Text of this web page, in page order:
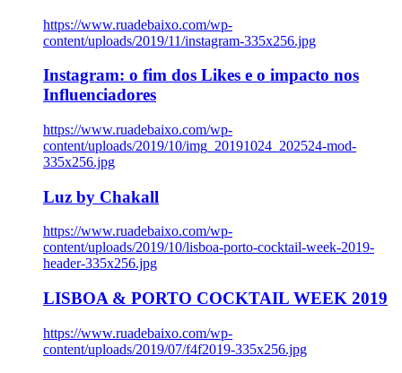
https://www.ruadebaixo.com/wp-
content/uploads/2019/11/instagram-335x256.jpg
Instagram: o fim dos Likes e o impacto nos
Influenciadores
https://www.ruadebaixo.com/wp-
content/uploads/2019/10/img_20191024_202524-mod-
335x256.jpg
Luz by Chakall
https://www.ruadebaixo.com/wp-
content/uploads/2019/10/lisboa-porto-cocktail-week-2019-
header-335x256.jpg
LISBOA & PORTO COCKTAIL WEEK 2019
https://www.ruadebaixo.com/wp-
content/uploads/2019/07/f4f2019-335x256.jpg